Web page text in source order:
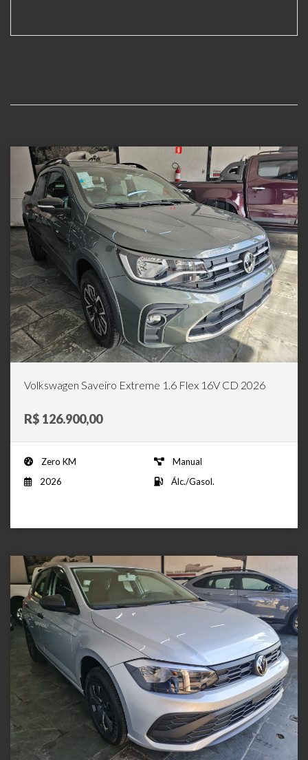
Volkswagen Saveiro Extreme 1.6 Flex 16V CD 2026
R$ 126.900,00
Zero KM
Manual
2026
Álc./Gasol.